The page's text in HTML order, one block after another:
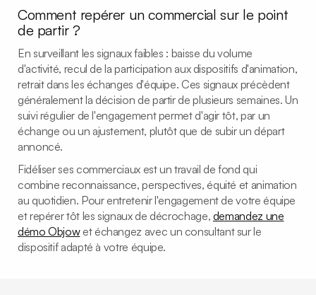
Comment repérer un commercial sur le point
de partir ?
En surveillant les signaux faibles : baisse du volume
d'activité, recul de la participation aux dispositifs d'animation,
retrait dans les échanges d'équipe. Ces signaux précèdent
généralement la décision de partir de plusieurs semaines. Un
suivi régulier de l'engagement permet d'agir tôt, par un
échange ou un ajustement, plutôt que de subir un départ
annoncé.
Fidéliser ses commerciaux est un travail de fond qui
combine reconnaissance, perspectives, équité et animation
au quotidien. Pour entretenir l'engagement de votre équipe
et repérer tôt les signaux de décrochage, demandez une
démo Objowet échangez avec un consultant sur le
dispositif adapté à votre équipe.